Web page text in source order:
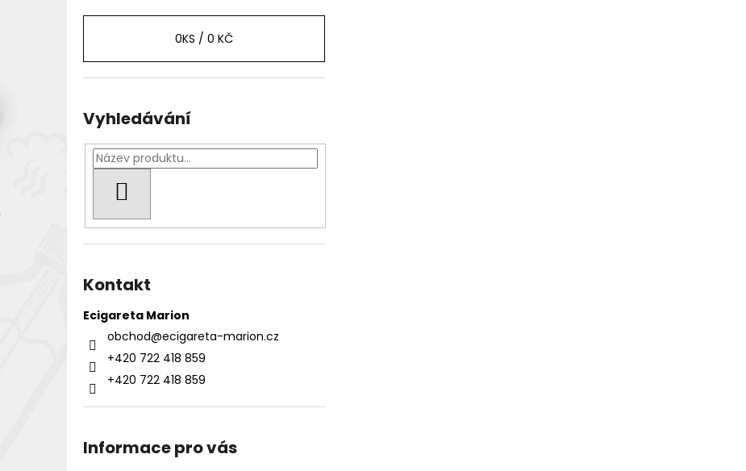
0KS / 0 KČ
Vyhledávání
Kontakt
Ecigareta Marion
obchod@ecigareta-marion.cz
+420 722 418 859
+420 722 418 859
Informace pro vás